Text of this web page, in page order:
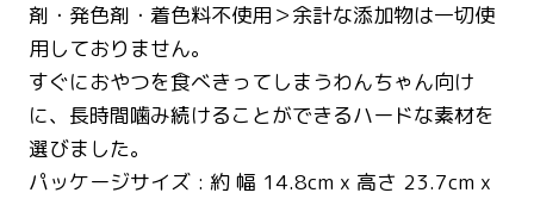
剤・発色剤・着色料不使用＞余計な添加物は一切使
用しておりません。
すぐにおやつを食べきってしまうわんちゃん向け
に、長時間噛み続けることができるハードな素材を
選びました。
パッケージサイズ : 約 幅 14.8cm x 高さ 23.7cm x